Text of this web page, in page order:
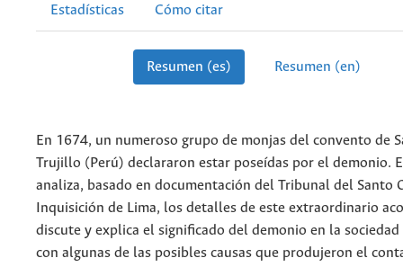
Estadísticas Cómo citar
Resumen (es) Resumen (en)
En 1674, un numeroso grupo de monjas del convento de
Trujillo (Perú) declararon estar poseídas por el demonio.
analiza, basado en documentación del Tribunal del Santo
Inquisición de Lima, los detalles de este extraordinario
discute y explica el significado del demonio en la
con algunas de las posibles causas que produjeron el